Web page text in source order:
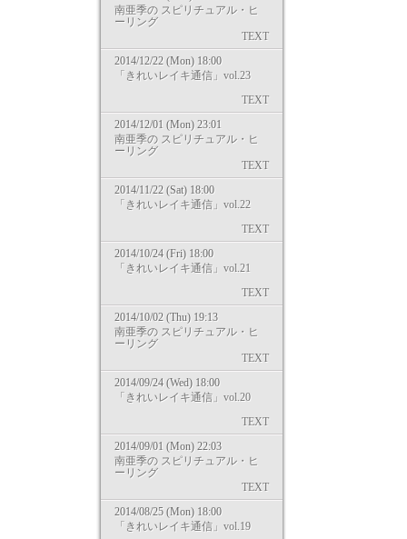
南亜季の スピリチュアル・ヒ
ーリング
TEXT
2014/12/22 (Mon) 18:00
「きれいレイキ通信」vol.23
TEXT
2014/12/01 (Mon) 23:01
南亜季の スピリチュアル・ヒ
ーリング
TEXT
2014/11/22 (Sat) 18:00
「きれいレイキ通信」vol.22
TEXT
2014/10/24 (Fri) 18:00
「きれいレイキ通信」vol.21
TEXT
2014/10/02 (Thu) 19:13
南亜季の スピリチュアル・ヒ
ーリング
TEXT
2014/09/24 (Wed) 18:00
「きれいレイキ通信」vol.20
TEXT
2014/09/01 (Mon) 22:03
南亜季の スピリチュアル・ヒ
ーリング
TEXT
2014/08/25 (Mon) 18:00
「きれいレイキ通信」vol.19